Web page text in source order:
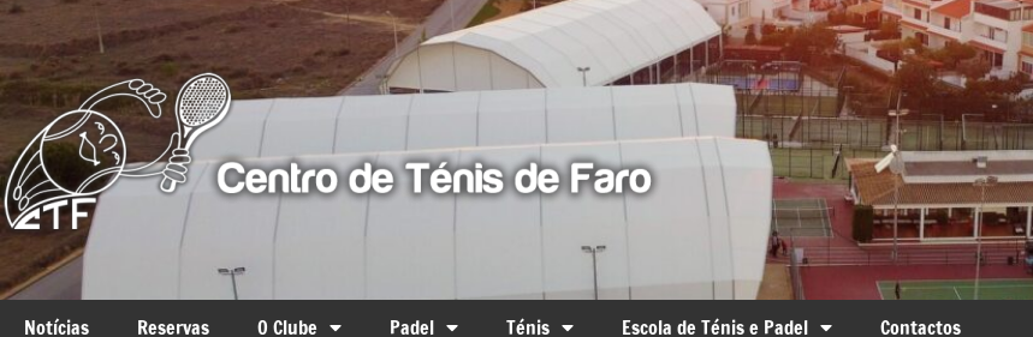
Notícias Reservas O Clube Padel Ténis Escola de Ténis e Padel Contactos